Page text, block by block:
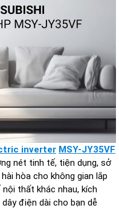
inverter MSY-JY35VF
nét tinh tế, tiện dụng, sở
hòa cho không gian lắp
thất khác nhau, kích
điện dài cho bạn dễ